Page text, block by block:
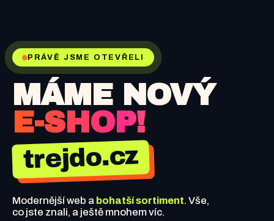
PRÁVĚ JSME OTEVŘELI
MÁME NOVÝ
E-SHOP!
trejdo.cz
Modernější web a bohatší sortiment. Vše,
co jste znali, a ještě mnohem víc.